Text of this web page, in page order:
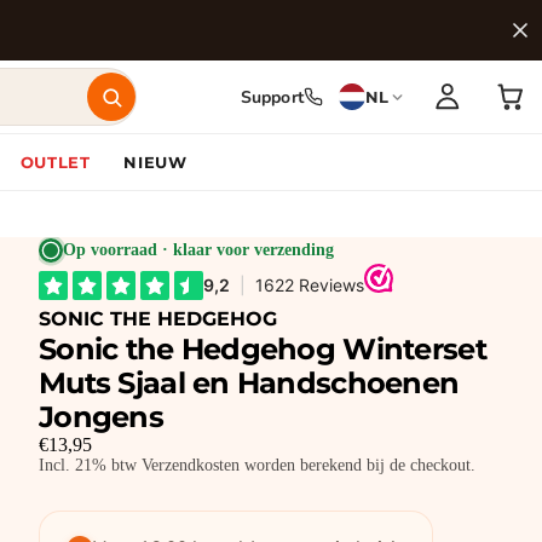
Support NL
OUTLET NIEUW
Op voorraad · klaar voor verzending
SONIC THE HEDGEHOG
Sonic the Hedgehog Winterset
Muts Sjaal en Handschoenen
Jongens
€13,95
Incl. 21% btw Verzendkosten worden berekend bij de checkout.